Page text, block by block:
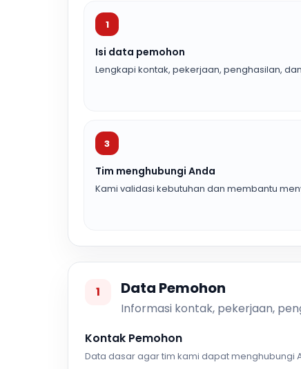
1
Isi data pemohon
Lengkapi kontak, pekerjaan, penghasilan,
3
Tim menghubungi Anda
Kami validasi kebutuhan dan membantu
1 Data Pemohon
Informasi kontak, pekerjaan,
Kontak Pemohon
Data dasar agar tim kami dapat menghubungi